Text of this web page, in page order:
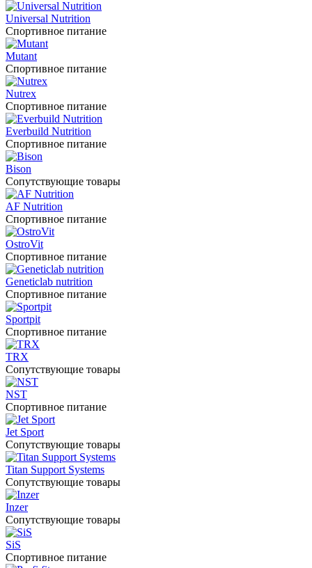
Universal Nutrition
Спортивное питание
Mutant
Спортивное питание
Nutrex
Спортивное питание
Everbuild Nutrition
Спортивное питание
Bison
Сопутствующие товары
AF Nutrition
Спортивное питание
OstroVit
Спортивное питание
Geneticlab nutrition
Спортивное питание
Sportpit
Спортивное питание
TRX
Сопутствующие товары
NST
Спортивное питание
Jet Sport
Сопутствующие товары
Titan Support Systems
Сопутствующие товары
Inzer
Сопутствующие товары
SiS
Спортивное питание